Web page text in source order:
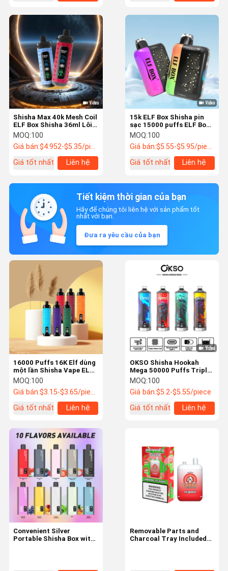
Shisha Max 40k Mesh Coil
ELF Box Shisha 36ml Lôi
đầy lại 50000 puffs ELF
Vape Pen
MOQ:100
Giá bán:$4.952-$5.35/piece
Giá tốt nhất
Liên hệ
15k ELF Box Shisha pin
sạc 15000 puffs ELF Box
Pulse X Type C
MOQ:100
Giá bán:$5.55-$5.95/piece
Giá tốt nhất
Liên hệ
Tiết kiệm thời gian của bạn
Hãy để chúng tôi liên hệ với sản phẩm tốt
nhất với bạn.
Đưa ra yêu cầu của bạn
OKSO Shisha Hookah
Mega 50000 Puffs Triple
Mesh Coil 40ml Nạp lại
tùy chỉnh
MOQ:100
Giá bán:$5.2-$5.55/piece
Giá tốt nhất
Liên hệ
16000 Puffs 16K Elf dùng
một lần Shisha Vape ELF
Pod Vape với màn hình
LED
MOQ:100
Giá bán:$3.15-$3.65/piece
Giá tốt nhất
Liên hệ
Removable Parts and
Charcoal Tray Included
Convenient Silver
Portable Shisha Box with